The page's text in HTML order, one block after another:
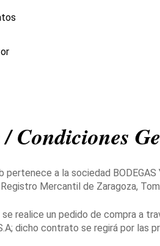
Condiciones
pertenece a la sociedad BODEGAS
Mercantil de Zaragoza,
se realice un pedido de compra a
dicho contrato se regirá por las